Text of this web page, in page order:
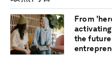
From
the